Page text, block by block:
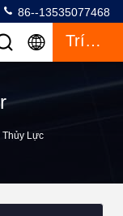
86--13535077468
Trích Dẫn
Thủy Lực